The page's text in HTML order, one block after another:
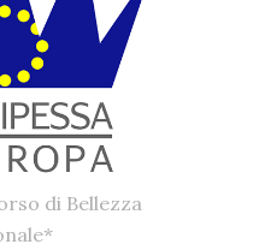
di Bellezza